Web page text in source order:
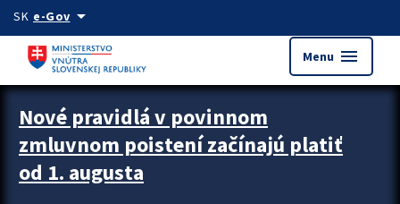
Preskocit na hlavný obsah
SK e-Govarrow_drop_down
Menu menu
Zastavit automatický posun upútavok
Nové pravidlá v povinnom
zmluvnom poistení začínajú platiť
od 1. augusta